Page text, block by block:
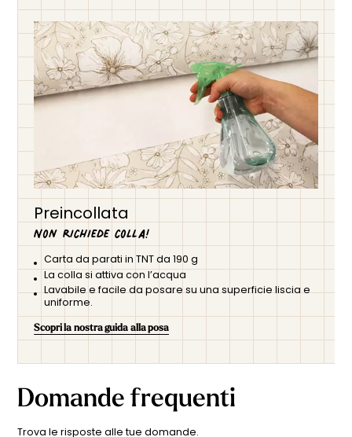
Preincollata
Non richiede colla!
Carta da parati in TNT da 190 g
La colla si attiva con l’acqua
Lavabile e facile da posare su una superficie liscia e
uniforme.
Scopri la nostra guida alla posa
Domande frequenti
Trova le risposte alle tue domande.